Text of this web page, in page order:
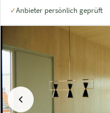
✓Anbieter persönlich geprüft
Vorherige